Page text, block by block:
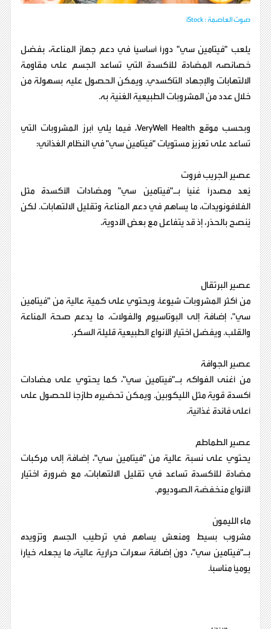
صوت العاصمة : iStock
يلعب "فيتامين سي" دورًا أساسيًا في دعم جهاز المناعة، بفضل
خصائصه المضادة للأكسدة التي تساعد الجسم على مقاومة
الالتهابات والإجهاد التأكسدي. ويمكن الحصول عليه بسهولة من
خلال عدد من المشروبات الطبيعية الغنية به.
وبحسب موقع VeryWell Health، فيما يلي أبرز المشروبات التي
تساعد على تعزيز مستويات "فيتامين سي" في النظام الغذائي:
عصير الجريب فروت
يُعد مصدرًا غنيًا بـ"فيتامين سي" ومضادات الأكسدة مثل
الفلافونويدات، ما يساهم في دعم المناعة وتقليل الالتهابات. لكن
يُنصح بالحذر، إذ قد يتفاعل مع بعض الأدوية.
عصير البرتقال
من أكثر المشروبات شيوعًا، ويحتوي على كمية عالية من "فيتامين
سي"، إضافة إلى البوتاسيوم والفولات، ما يدعم صحة المناعة
والقلب. ويفضل اختيار الأنواع الطبيعية قليلة السكر.
عصير الجوافة
من أغنى الفواكه بـ"فيتامين سي"، كما يحتوي على مضادات
أكسدة قوية مثل الليكوبين. ويمكن تحضيره طازجًا للحصول على
أعلى فائدة غذائية.
عصير الطماطم
يحتوي على نسبة عالية من "فيتامين سي"، إضافة إلى مركبات
مضادة للأكسدة تساعد في تقليل الالتهابات، مع ضرورة اختيار
الأنواع منخفضة الصوديوم.
ماء الليمون
مشروب بسيط ومنعش يساهم في ترطيب الجسم وتزويده
بـ"فيتامين سي"، دون إضافة سعرات حرارية عالية، ما يجعله خيارًا
يوميًا مناسبًا.